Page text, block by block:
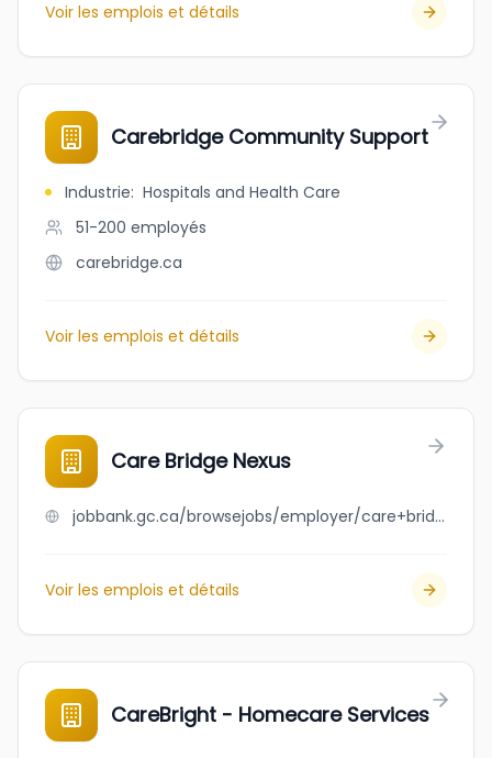
Voir les emplois et détails
Carebridge Community Support
Industrie: Hospitals and Health Care
51-200 employés
carebridge.ca
Voir les emplois et détails
Care Bridge Nexus
jobbank.gc.ca/browsejobs/employer/care+bridge+nexus/ca
Voir les emplois et détails
CareBright - Homecare Services